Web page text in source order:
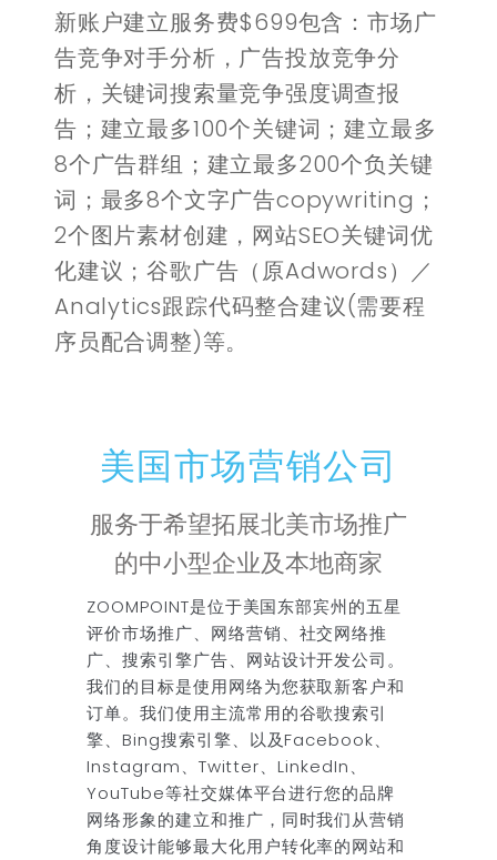
新账户建立服务费$699包含：市场广
告竞争对手分析，广告投放竞争分
析，关键词搜索量竞争强度调查报
告；建立最多100个关键词；建立最多
8个广告群组；建立最多200个负关键
词；最多8个文字广告copywriting；
2个图片素材创建，网站SEO关键词优
化建议；谷歌广告（原Adwords）／
Analytics跟踪代码整合建议(需要程
序员配合调整)等。
美国市场营销公司
服务于希望拓展北美市场推广
的中小型企业及本地商家
ZOOMPOINT是位于美国东部宾州的五星
评价市场推广、网络营销、社交网络推
广、搜索引擎广告、网站设计开发公司。
我们的目标是使用网络为您获取新客户和
订单。我们使用主流常用的谷歌搜索引
擎、Bing搜索引擎、以及Facebook、
Instagram、Twitter、LinkedIn、
YouTube等社交媒体平台进行您的品牌
网络形象的建立和推广，同时我们从营销
角度设计能够最大化用户转化率的网站和